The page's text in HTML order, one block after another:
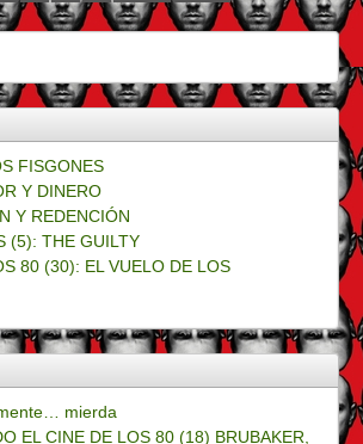
FISGONES
Y DINERO
Y REDENCIÓN
(5): THE GUILTY
80 (30): EL VUELO DE LOS
mierda
EL CINE DE LOS 80 (18) BRUBAKER,